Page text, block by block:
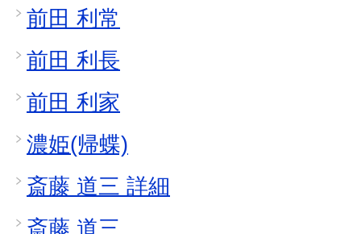
前田 利常
前田 利長
前田 利家
濃姫(帰蝶)
斎藤 道三 詳細
斎藤 道三